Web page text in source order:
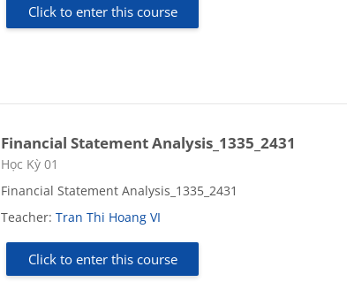
Click to enter this course
Financial Statement Analysis_1335_2431
Course category
Học Kỳ 01
Financial Statement Analysis_1335_2431
Teacher:Tran Thi Hoang VI
Click to enter this course